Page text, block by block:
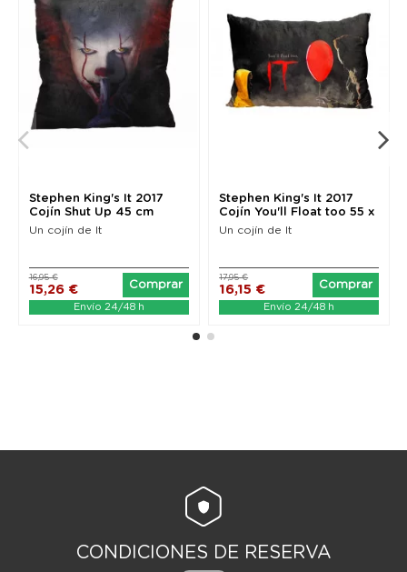
Stephen King's It 2017
Cojín Shut Up 45 cm
Un cojín de It
15,26 €
16,95 €
Comprar
Envío 24/48 h
Stephen King's It 2017
Cojín You'll Float too 55 x
35 cm
Un cojín de It
16,15 €
17,95 €
Comprar
Envío 24/48 h
CONDICIONES DE RESERVA